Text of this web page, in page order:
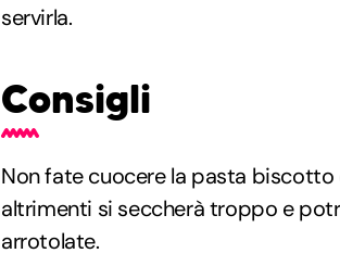
servirla.
Consigli
Non fate cuocere la pasta
altrimenti si seccherà troppo e
arrotolate.